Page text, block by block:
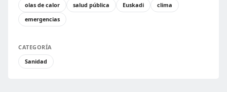
olas de calor
salud pública Euskadi
clima
emergencias
CATEGORÍA
Sanidad